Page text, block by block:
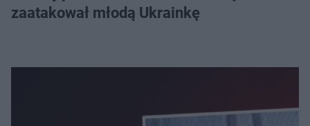
zaatakował młodą Ukrainkę